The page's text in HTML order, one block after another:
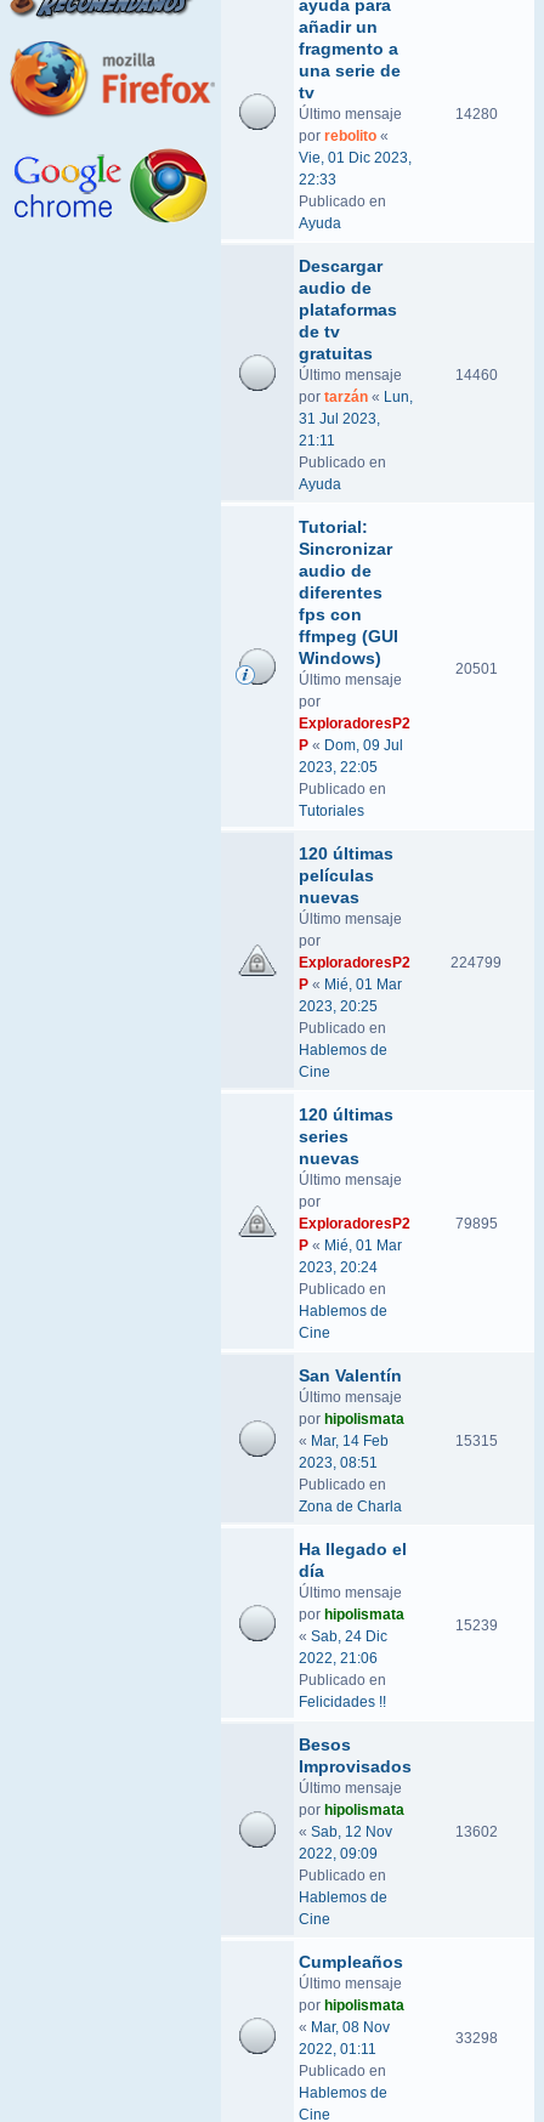
ayuda para
añadir un
fragmento a
una serie de
tv
Último mensaje
por rebolito «
Vie, 01 Dic 2023,
22:33
Publicado en
Ayuda
14280
Descargar
audio de
plataformas
de tv
gratuitas
Último mensaje
por tarzán « Lun,
31 Jul 2023,
21:11
Publicado en
Ayuda
14460
Tutorial:
Sincronizar
audio de
diferentes
fps con
ffmpeg (GUI
Windows)
Último mensaje
por
ExploradoresP2
P « Dom, 09 Jul
2023, 22:05
Publicado en
Tutoriales
20501
120 últimas
películas
nuevas
Último mensaje
por
ExploradoresP2
P « Mié, 01 Mar
2023, 20:25
Publicado en
Hablemos de
Cine
224799
120 últimas
series
nuevas
Último mensaje
por
ExploradoresP2
P « Mié, 01 Mar
2023, 20:24
Publicado en
Hablemos de
Cine
79895
San Valentín
Último mensaje
por hipolismata
« Mar, 14 Feb
2023, 08:51
Publicado en
Zona de Charla
15315
Ha llegado el
día
Último mensaje
por hipolismata
« Sab, 24 Dic
2022, 21:06
Publicado en
Felicidades !!
15239
Besos
Improvisados
Último mensaje
por hipolismata
« Sab, 12 Nov
2022, 09:09
Publicado en
Hablemos de
Cine
13602
Cumpleaños
Último mensaje
por hipolismata
« Mar, 08 Nov
2022, 01:11
Publicado en
Hablemos de
Cine
33298